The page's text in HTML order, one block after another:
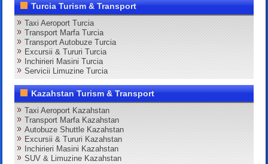
Turcia Turism & Transport
Taxi Aeroport Turcia
Transport Marfa Turcia
Transport Autobuze Turcia
Excursii & Tururi Turcia
Inchirieri Masini Turcia
Servicii Limuzine Turcia
Kazahstan Turism & Transport
Taxi Aeroport Kazahstan
Transport Marfa Kazahstan
Autobuze Shuttle Kazahstan
Excursii & Tururi Kazahstan
Inchirieri Masini Kazahstan
SUV & Limuzine Kazahstan